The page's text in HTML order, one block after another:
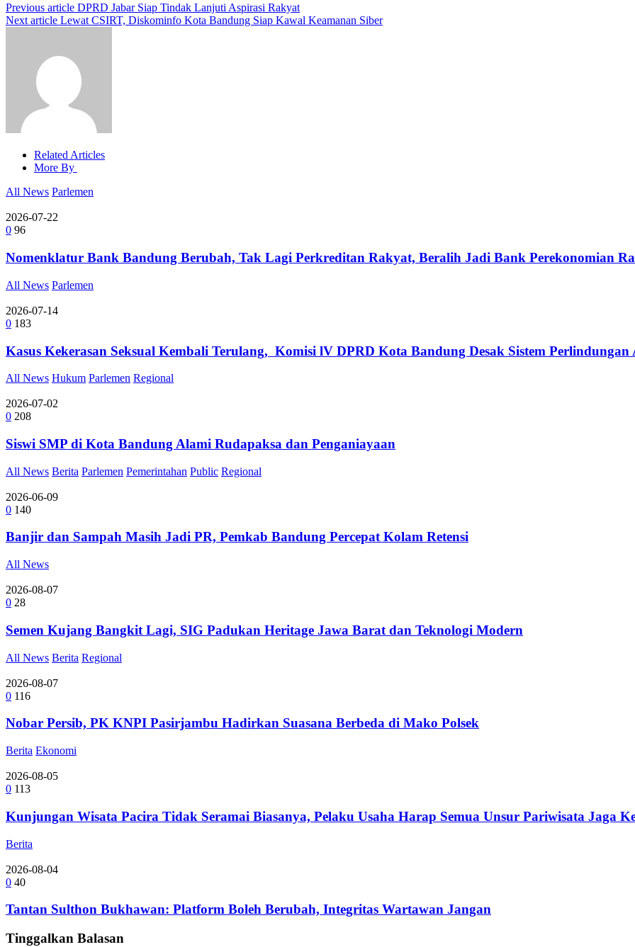
Previous article DPRD Jabar Siap Tindak Lanjuti Aspirasi Rakyat
Next article Lewat CSIRT, Diskominfo Kota Bandung Siap Kawal Keamanan Siber
Related Articles
More By
All News Parlemen
2026-07-22
0 96
Nomenklatur Bank Bandung Berubah, Tak Lagi Perkreditan Rakyat, Beralih Jadi Bank Perekonomian
All News Parlemen
2026-07-14
0 183
Kasus Kekerasan Seksual Kembali Terulang, Komisi lV DPRD Kota Bandung Desak Sistem
All News Hukum Parlemen Regional
2026-07-02
0 208
Siswi SMP di Kota Bandung Alami Rudapaksa dan Penganiayaan
All News Berita Parlemen Pemerintahan Public Regional
2026-06-09
0 140
Banjir dan Sampah Masih Jadi PR, Pemkab Bandung Percepat Kolam Retensi
All News
2026-08-07
0 28
Semen Kujang Bangkit Lagi, SIG Padukan Heritage Jawa Barat dan Teknologi Modern
All News Berita Regional
2026-08-07
0 116
Nobar Persib, PK KNPI Pasirjambu Hadirkan Suasana Berbeda di Mako Polsek
Berita Ekonomi
2026-08-05
0 113
Kunjungan Wisata Pacira Tidak Seramai Biasanya, Pelaku Usaha Harap Semua Unsur Pariwisata Jaga
Berita
2026-08-04
0 40
Tantan Sulthon Bukhawan: Platform Boleh Berubah, Integritas Wartawan Jangan
Tinggalkan Balasan